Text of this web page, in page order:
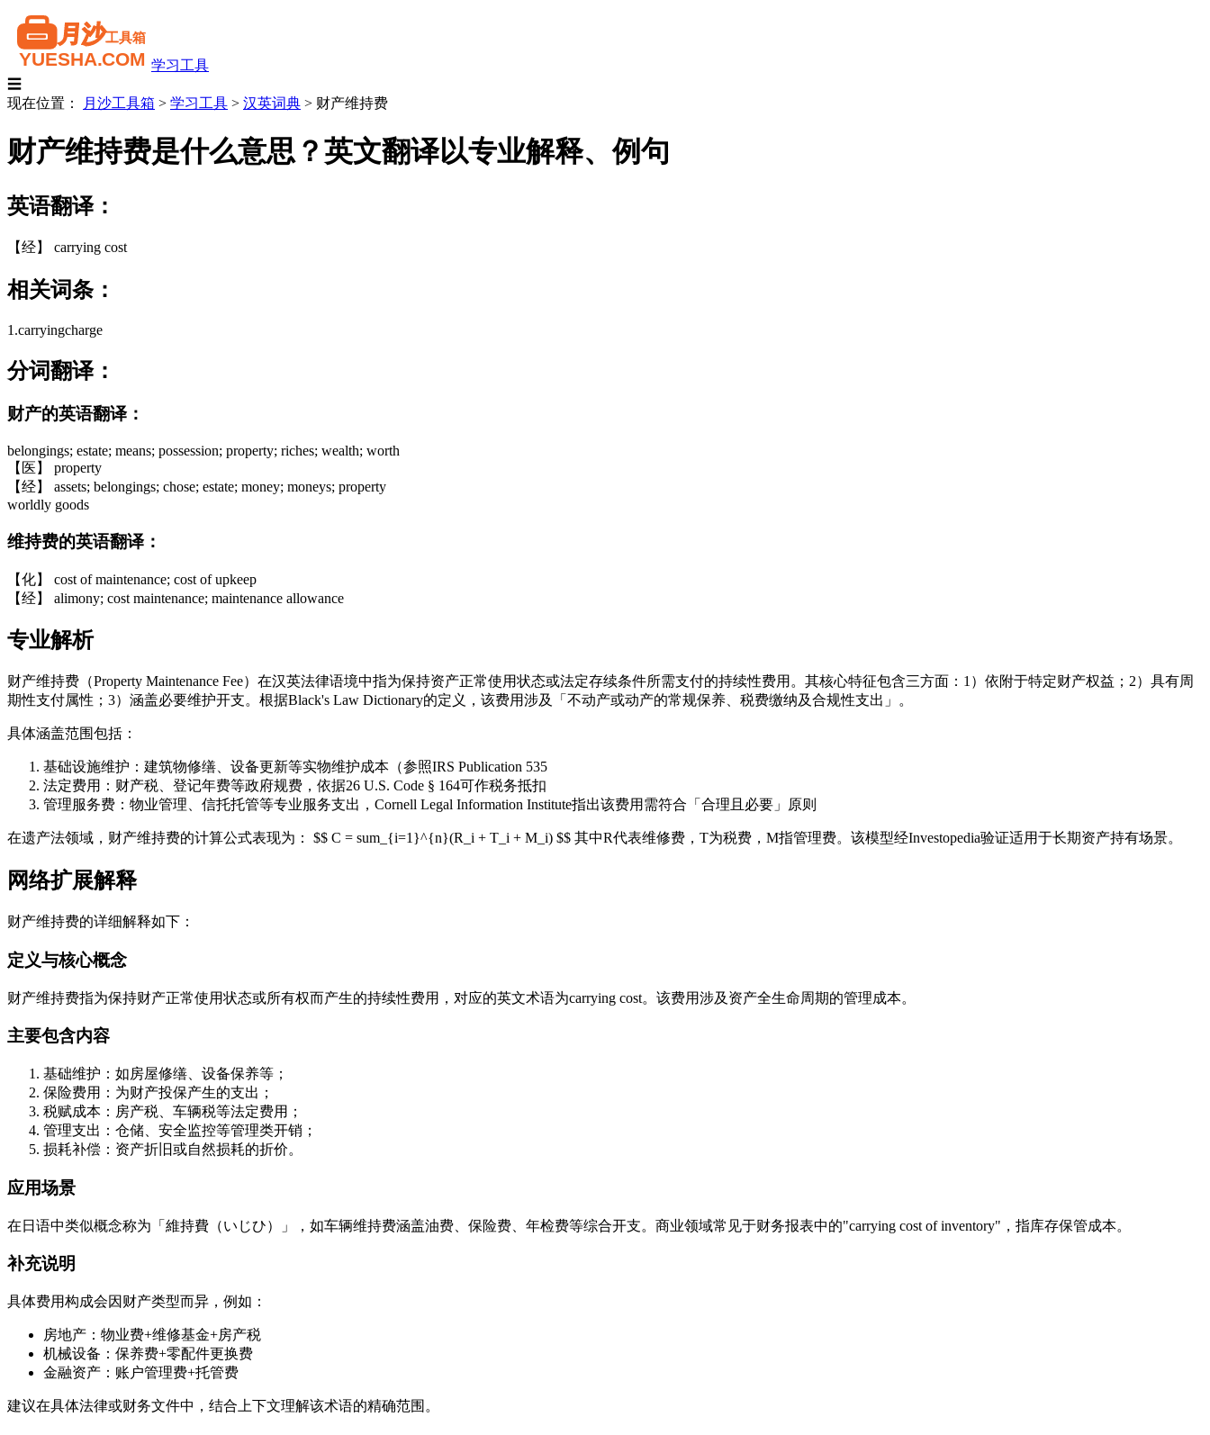
学习工具
☰
现在位置：
月沙工具箱 > 学习工具 > 汉英词典 > 财产维持费
财产维持费是什么意思？英文翻译以专业解释、例句
英语翻译：
【经】 carrying cost
相关词条：
1.carryingcharge
分词翻译：
财产的英语翻译：
belongings; estate; means; possession; property; riches; wealth; worth
【医】 property
【经】 assets; belongings; chose; estate; money; moneys; property
worldly goods
维持费的英语翻译：
【化】 cost of maintenance; cost of upkeep
【经】 alimony; cost maintenance; maintenance allowance
专业解析
财产维持费（Property Maintenance Fee）在汉英法律语境中指为保持资产正常使用状态或法定存续条件所需支付的持续性费用。其核心特征包含三方面：1）依附于特定财产权益；2）具有周
期性支付属性；3）涵盖必要维护开支。根据Black's Law Dictionary的定义，该费用涉及「不动产或动产的常规保养、税费缴纳及合规性支出」。
具体涵盖范围包括：
基础设施维护：建筑物修缮、设备更新等实物维护成本（参照IRS Publication 535
法定费用：财产税、登记年费等政府规费，依据26 U.S. Code § 164可作税务抵扣
管理服务费：物业管理、信托托管等专业服务支出，Cornell Legal Information Institute指出该费用需符合「合理且必要」原则
在遗产法领域，财产维持费的计算公式表现为： $$ C = sum_{i=1}^{n}(R_i + T_i + M_i) $$ 其中R代表维修费，T为税费，M指管理费。该模型经Investopedia验证适用于长期资产持有场景。
网络扩展解释
财产维持费的详细解释如下：
定义与核心概念
财产维持费指为保持财产正常使用状态或所有权而产生的持续性费用，对应的英文术语为carrying cost。该费用涉及资产全生命周期的管理成本。
主要包含内容
基础维护：如房屋修缮、设备保养等；
保险费用：为财产投保产生的支出；
税赋成本：房产税、车辆税等法定费用；
管理支出：仓储、安全监控等管理类开销；
损耗补偿：资产折旧或自然损耗的折价。
应用场景
在日语中类似概念称为「維持費（いじひ）」，如车辆维持费涵盖油费、保险费、年检费等综合开支。商业领域常见于财务报表中的"carrying cost of inventory"，指库存保管成本。
补充说明
具体费用构成会因财产类型而异，例如：
房地产：物业费+维修基金+房产税
机械设备：保养费+零配件更换费
金融资产：账户管理费+托管费
建议在具体法律或财务文件中，结合上下文理解该术语的精确范围。